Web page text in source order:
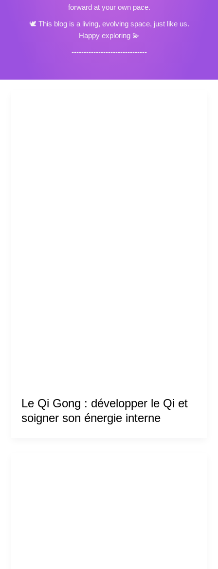
forward at your own pace.
🕊️ This blog is a living, evolving space, just like us.
Happy exploring 💫
-------------------------------
Le Qi Gong : développer le Qi et
soigner son énergie interne